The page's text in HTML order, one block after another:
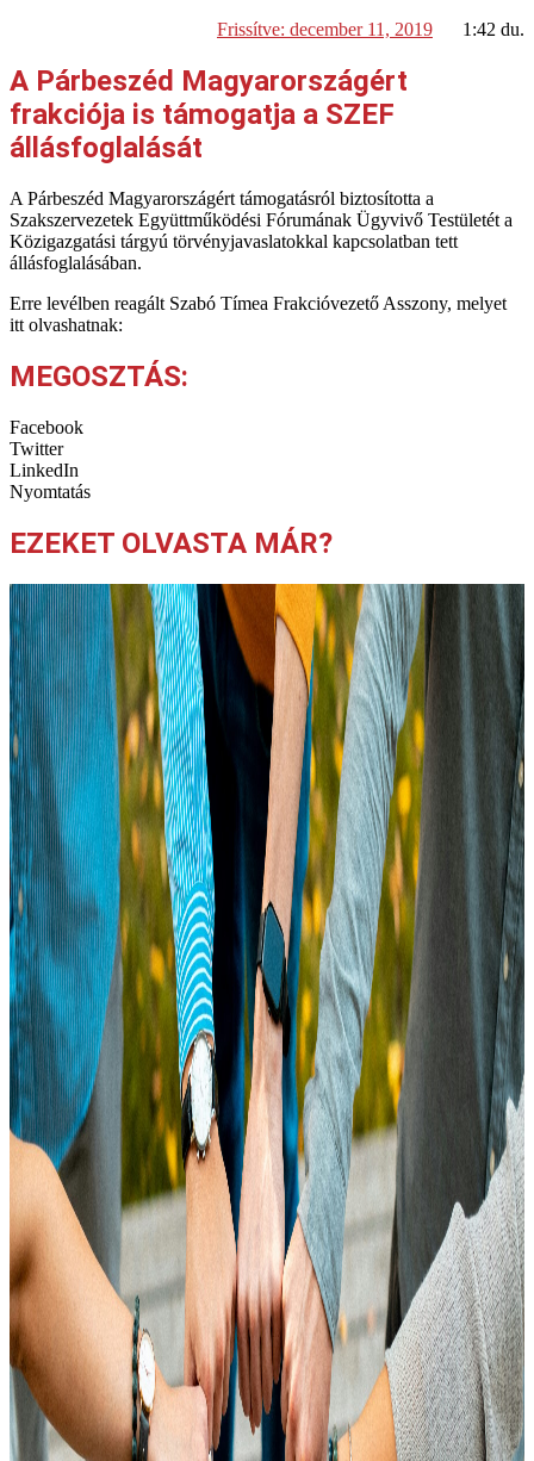
Frissítve: december 11, 2019 1:42 du.
A Párbeszéd Magyarországért
frakciója is támogatja a SZEF
állásfoglalását
A Párbeszéd Magyarországért támogatásról biztosította a
Szakszervezetek Együttműködési Fórumának Ügyvivő Testületét a
Közigazgatási tárgyú törvényjavaslatokkal kapcsolatban tett
állásfoglalásában.
Erre levélben reagált Szabó Tímea Frakcióvezető Asszony, melyet
itt olvashatnak:
MEGOSZTÁS:
Facebook
Twitter
LinkedIn
Nyomtatás
EZEKET OLVASTA MÁR?